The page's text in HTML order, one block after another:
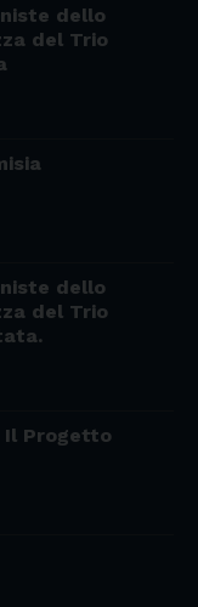
dello
del Trio
dello
del Trio
Il Progetto